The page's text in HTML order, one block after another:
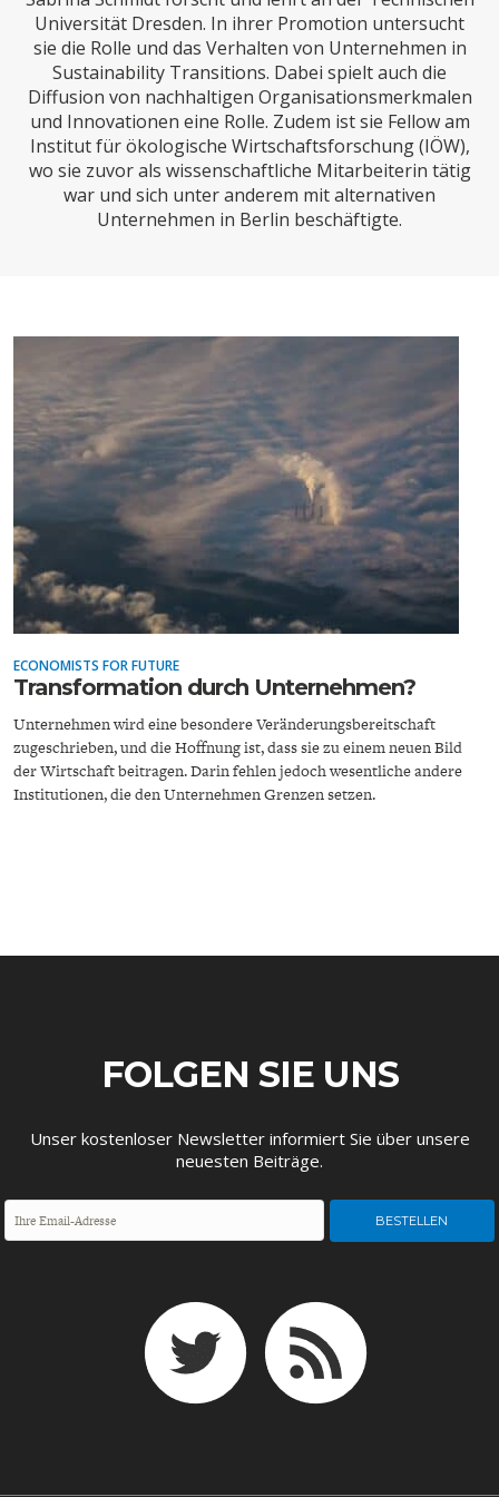
SUCHE
ABO/LOGIN
ECONOMISTS FOR FUTURE
INDUSTRIEPOLITIK
UNGLEICHHEIT UND
MACHT
DEUTSCHLAND
ENERGIE & UMWELT
EUROPA
Universität Dresden. In ihrer Promotion untersucht
sie die Rolle und das Verhalten von Unternehmen in
Sustainability Transitions. Dabei spielt auch die
Diffusion von nachhaltigen Organisationsmerkmalen
und Innovationen eine Rolle. Zudem ist sie Fellow am
Institut für ökologische Wirtschaftsforschung (IÖW),
wo sie zuvor als wissenschaftliche Mitarbeiterin tätig
war und sich unter anderem mit alternativen
Unternehmen in Berlin beschäftigte.
ECONOMISTS FOR FUTURE
Transformation durch Unternehmen?
Unternehmen wird eine besondere Veränderungsbereitschaft
zugeschrieben, und die Hoffnung ist, dass sie zu einem neuen Bild
der Wirtschaft beitragen. Darin fehlen jedoch wesentliche andere
Institutionen, die den Unternehmen Grenzen setzen.
FOLGEN SIE UNS
Unser kostenloser Newsletter informiert Sie über unsere
neuesten Beiträge.